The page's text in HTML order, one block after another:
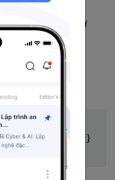
sử dụng
giá trị. Về cơ
lại với
{maximum: 500}